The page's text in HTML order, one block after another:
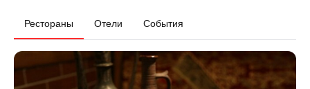
Рестораны Отели События